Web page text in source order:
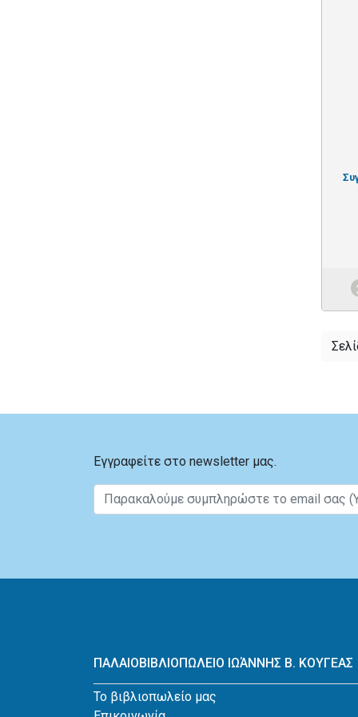
Εγγραφείτε στο newsletter μας.
ΠΑΛΑΙΟΒΙΒΛΙΟΠΩΛΕΙΟ ΙΩΆΝΝΗΣ Β. ΚΟΥΓΕΑΣ
Το βιβλιοπωλείο μας